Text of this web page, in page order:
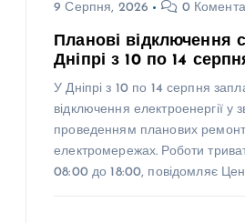
9 Серпня, 2026 0
Планові відключення
Дніпрі з 10 по 14
У Дніпрі з 10 по 14 серпня
відключення електроенергії у
проведенням планових
електромережах. Роботи
08:00 до 18:00, повідомляє